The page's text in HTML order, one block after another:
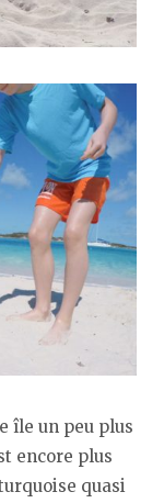
île un peu plus
encore plus
quasi